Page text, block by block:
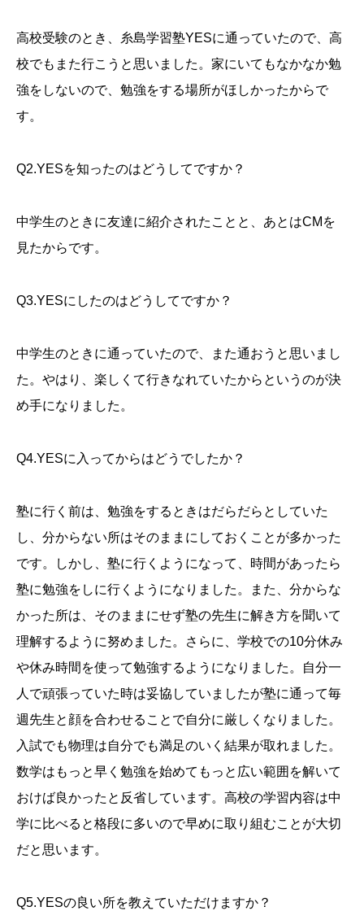
高校受験のとき、糸島学習塾YESに通っていたので、高
校でもまた行こうと思いました。家にいてもなかなか勉
強をしないので、勉強をする場所がほしかったからで
す。
Q2.YESを知ったのはどうしてですか？
中学生のときに友達に紹介されたことと、あとはCMを
見たからです。
Q3.YESにしたのはどうしてですか？
中学生のときに通っていたので、また通おうと思いまし
た。やはり、楽しくて行きなれていたからというのが決
め手になりました。
Q4.YESに入ってからはどうでしたか？
塾に行く前は、勉強をするときはだらだらとしていた
し、分からない所はそのままにしておくことが多かった
です。しかし、塾に行くようになって、時間があったら
塾に勉強をしに行くようになりました。また、分からな
かった所は、そのままにせず塾の先生に解き方を聞いて
理解するように努めました。さらに、学校での10分休み
や休み時間を使って勉強するようになりました。自分一
人で頑張っていた時は妥協していましたが塾に通って毎
週先生と顔を合わせることで自分に厳しくなりました。
入試でも物理は自分でも満足のいく結果が取れました。
数学はもっと早く勉強を始めてもっと広い範囲を解いて
おけば良かったと反省しています。高校の学習内容は中
学に比べると格段に多いので早めに取り組むことが大切
だと思います。
Q5.YESの良い所を教えていただけますか？